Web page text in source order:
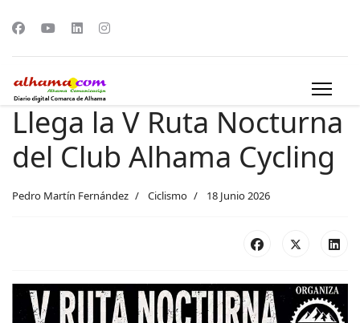
Llega la V Ruta Nocturna
del Club Alhama Cycling
Pedro Martín Fernández Ciclismo 18 Junio 2026